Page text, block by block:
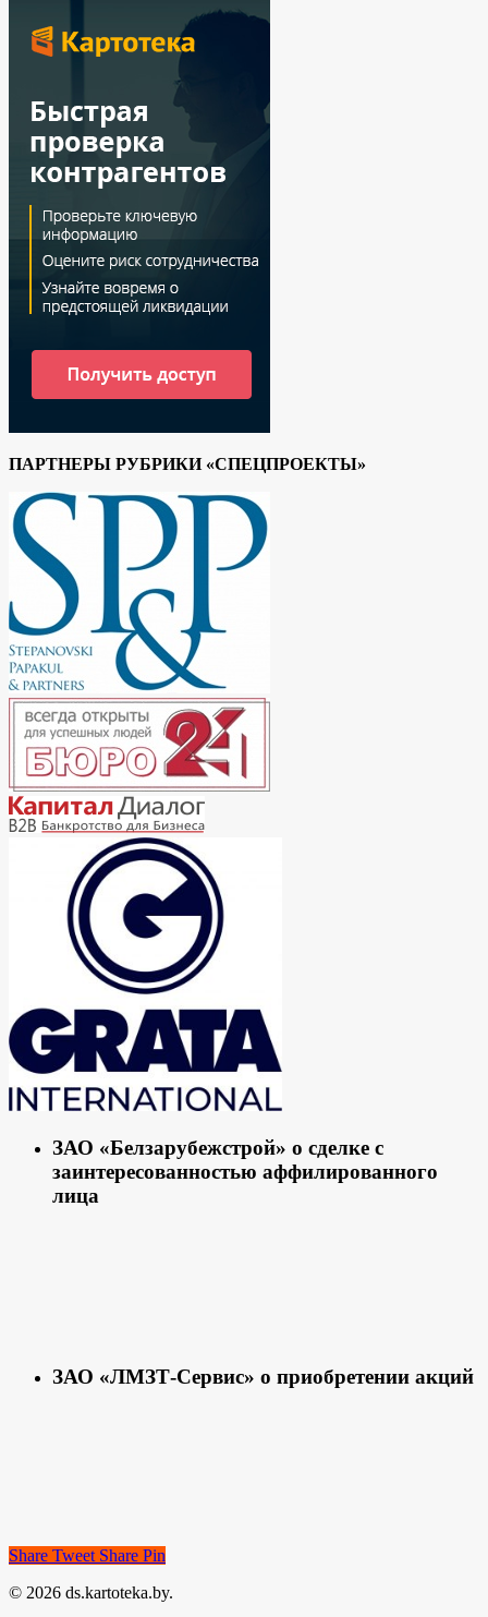
ПАРТНЕРЫ РУБРИКИ «СПЕЦПРОЕКТЫ»
ЗАО «Белзарубежстрой» о сделке с
заинтересованностью аффилированного
лица
ЗАО «ЛМЗТ-Сервис» о приобретении акций
Share Tweet Share Pin
© 2026 ds.kartoteka.by.